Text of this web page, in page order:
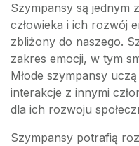
Szympansy są jednym
człowieka i ich rozwój
zbliżony do naszego.
zakres emocji, w tym
Młode szympansy
interakcje z innymi
dla ich rozwoju
Szympansy potrafią